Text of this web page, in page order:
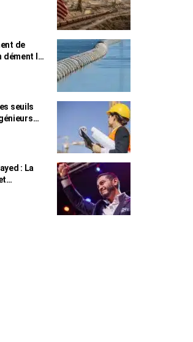
la Chine
de
les
à
seuils
: La
de